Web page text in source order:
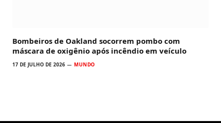
Bombeiros de Oakland socorrem pombo com
máscara de oxigênio após incêndio em veículo
17 DE JULHO DE 2026 MUNDO